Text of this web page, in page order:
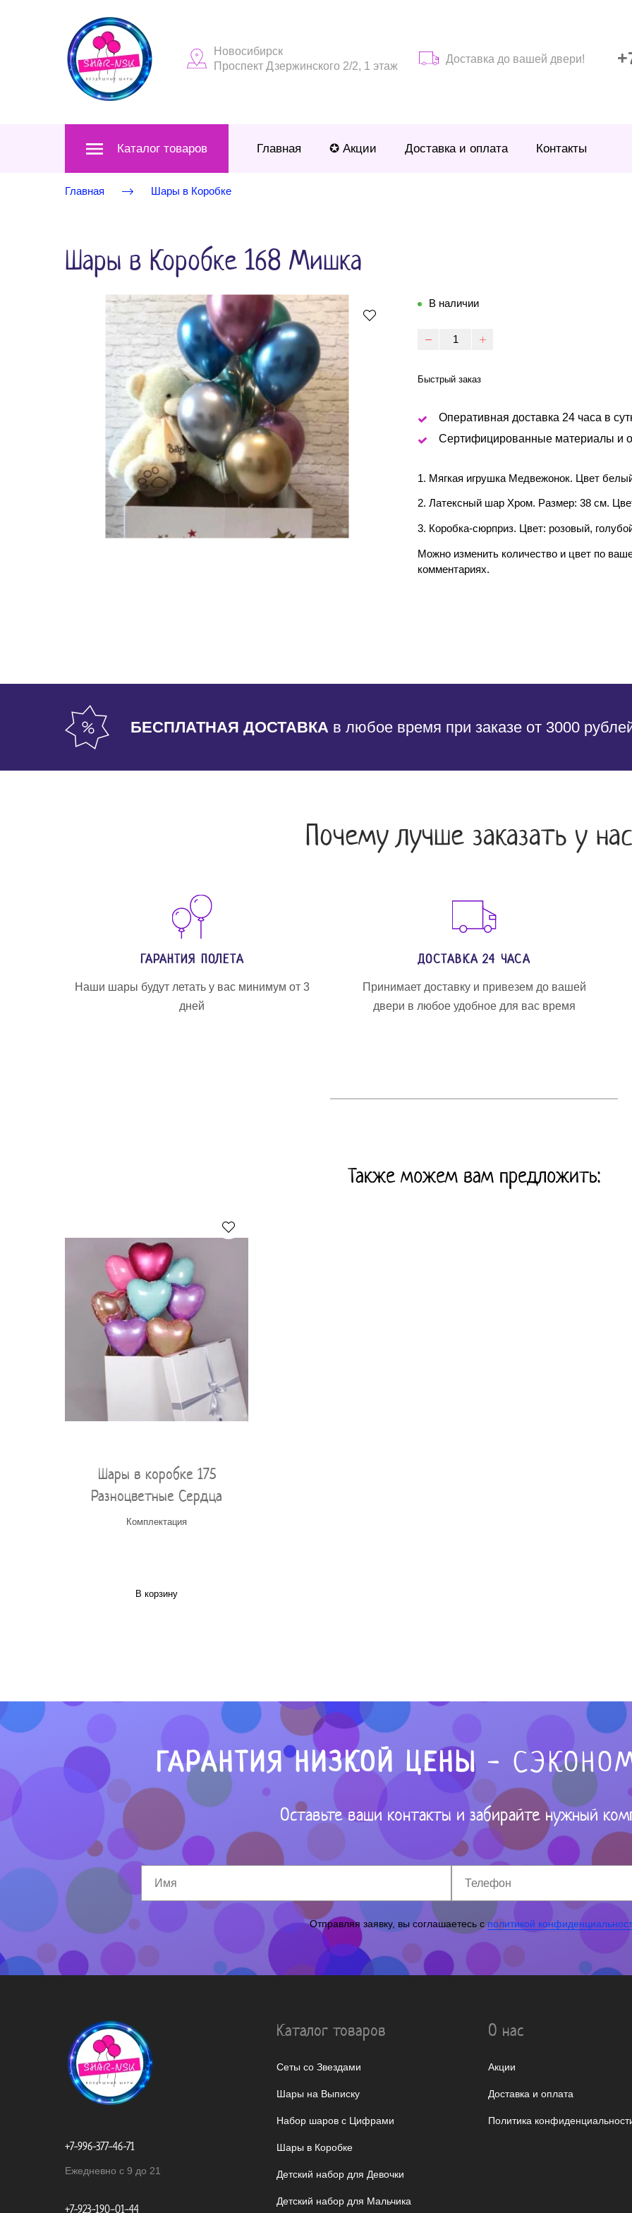
Новосибирск
Проспект Дзержинского 2/2, 1 этаж
Доставка до вашей двери!
Каталог товаров Главная ✪ Акции Доставка и оплата Контакты
Главная Шары в Коробке
Шары в Коробке 168 Мишка
В наличии
Быстрый заказ
Оперативная доставка 24 часа в
Сертифицированные материалы и
1. Мягкая игрушка Медвежонок. Цвет
2. Латексный шар Хром. Размер: 38 см.
3. Коробка-сюрприз. Цвет: розовый,
Можно изменить количество и цвет по
комментариях.
БЕСПЛАТНАЯ ДОСТАВКА в любое время при заказе от 3000
Почему лучше заказать у
ГАРАНТИЯ ПОЛЕТА
Наши шары будут летать у вас минимум от 3
дней
ДОСТАВКА 24 ЧАСА
Принимает доставку и привезем до вашей
двери в любое удобное для вас время
Также можем вам предложить:
Шары в коробке 175
Разноцветные Сердца
Комплектация
В корзину
ГАРАНТИЯ НИЗКОЙ ЦЕНЫ -
Оставьте ваши контакты и забирайте нужный
Отправляя заявку, вы соглашаетесь сполитикой
+7-996-377-46-71
Ежедневно с 9 до 21
+7-923-190-01-44
Каталог товаров
Сеты со Звездами
Шары на Выписку
Набор шаров с Цифрами
Шары в Коробке
Детский набор для Девочки
Детский набор для Мальчика
О нас
Акции
Доставка и оплата
Политика